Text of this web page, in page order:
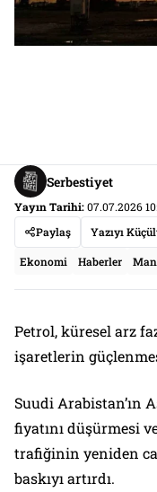
Serbestiyet
Yayın Tarihi:07.07.2026
Paylaş
Yazıyı
Ekonomi Haberler
Petrol, küresel arz
işaretlerin
Suudi Arabistan’ın
fiyatını düşürmesi
trafiğinin yeniden
baskıyı artırdı.